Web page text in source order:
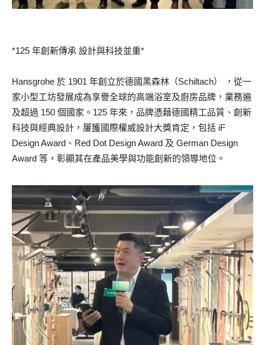
*125 年創新傳承 設計與科技並重*
Hansgrohe 於 1901 年創立於德國黑森林（Schiltach） ，從一
家小型工坊發展成為享譽全球的高端浴室及廚房品牌，業務遍
及超過 150 個國家。125 年來，品牌憑藉德國精工品質、創新
科技與經典設計，屢獲國際權威設計大獎肯定，包括 iF
Design Award、Red Dot Design Award 及 German Design
Award 等，彰顯其在產品美學與功能創新的領導地位。